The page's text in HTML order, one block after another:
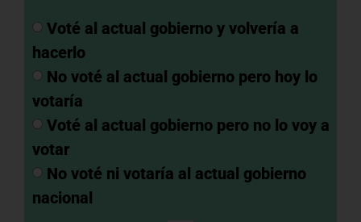
Voté al actual gobierno y volvería a
hacerlo
No voté al actual gobierno pero hoy lo
votaría
Voté al actual gobierno pero no lo voy a
votar
No voté ni votaría al actual gobierno
nacional